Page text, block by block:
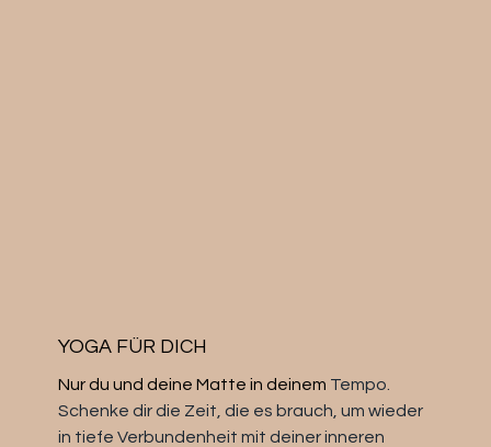
YOGA FÜR DICH
Nur du und deine Matte in deinem Tempo.
Schenke dir die Zeit, die es brauch, um wieder
in tiefe Verbundenheit mit deiner inneren